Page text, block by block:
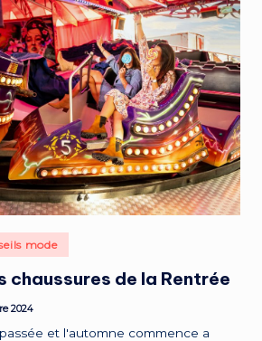
mode
chaussures de la Rentrée
2024
et l'automne commence a